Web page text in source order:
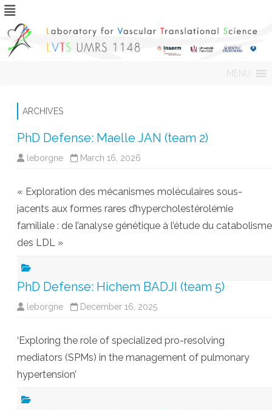
MENU
ARCHIVES
PhD Defense: Maelle JAN (team 2)
leborgne March 16, 2026
« Exploration des mécanismes moléculaires sous-
jacents aux formes rares d’hypercholestérolémie
familiale : de l’analyse génétique à l’étude du catabolisme
des LDL »
PhD Defense: Hichem BADJI (team 5)
leborgne December 16, 2025
‘Exploring the role of specialized pro-resolving
mediators (SPMs) in the management of pulmonary
hypertension’